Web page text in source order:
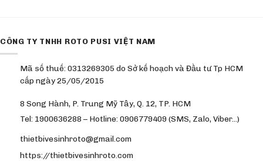
CÔNG TY TNHH ROTO PUSI VIỆT NAM
Mã số thuế: 0313269305 do Sở kế hoạch và Đầu tư Tp HCM
cấp ngày 25/05/2015
8 Song Hành, P. Trung Mỹ Tây, Q. 12, TP. HCM
Tel: 1900636288 – Hotline: 0906779409 (SMS, Zalo, Viber…)
thietbivesinhroto@gmail.com
https://thietbivesinhroto.com